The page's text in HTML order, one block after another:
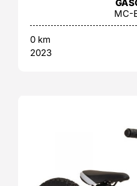
MC-
0 km
2023